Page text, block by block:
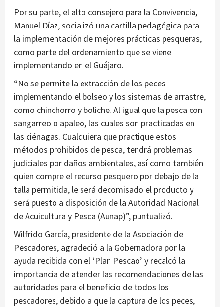
Por su parte, el alto consejero para la Convivencia,
Manuel Díaz, socializó una cartilla pedagógica para
la implementación de mejores prácticas pesqueras,
como parte del ordenamiento que se viene
implementando en el Guájaro.
“No se permite la extracción de los peces
implementando el bolseo y los sistemas de arrastre,
como chinchorro y boliche. Al igual que la pesca con
sangarreo o apaleo, las cuales son practicadas en
las ciénagas. Cualquiera que practique estos
métodos prohibidos de pesca, tendrá problemas
judiciales por daños ambientales, así como también
quien compre el recurso pesquero por debajo de la
talla permitida, le será decomisado el producto y
será puesto a disposición de la Autoridad Nacional
de Acuicultura y Pesca (Aunap)”, puntualizó.
Wilfrido García, presidente de la Asociación de
Pescadores, agradeció a la Gobernadora por la
ayuda recibida con el ‘Plan Pescao’ y recalcó la
importancia de atender las recomendaciones de las
autoridades para el beneficio de todos los
pescadores, debido a que la captura de los peces,